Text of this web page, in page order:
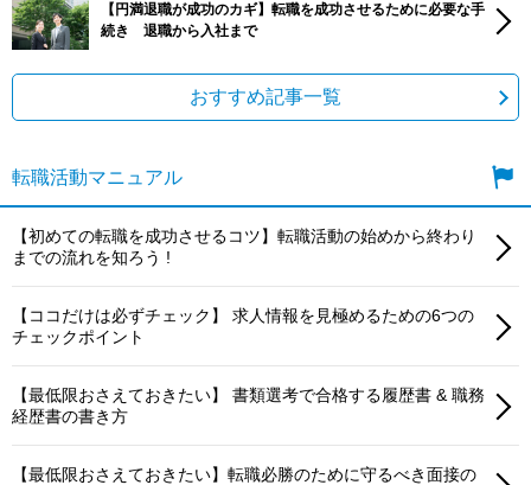
【円満退職が成功のカギ】転職を成功させるために必要な手
続き 退職から入社まで
おすすめ記事一覧
転職活動マニュアル
【初めての転職を成功させるコツ】転職活動の始めから終わり
までの流れを知ろう !
【ココだけは必ずチェック】 求人情報を見極めるための6つの
チェックポイント
【最低限おさえておきたい】 書類選考で合格する履歴書 & 職務
経歴書の書き方
【最低限おさえておきたい】転職必勝のために守るべき面接の